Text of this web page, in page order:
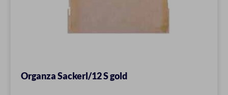
Organza Sackerl/12 S gold